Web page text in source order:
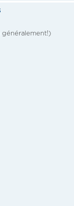
généralement!)